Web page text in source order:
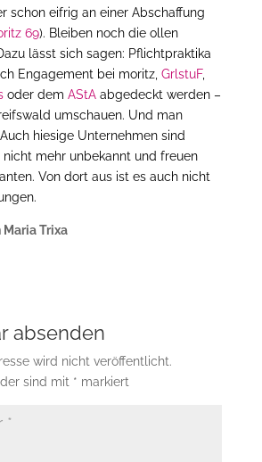
schon eifrig an einer Abschaffung
69). Bleiben noch die ollen
lässt sich sagen: Pflichtpraktika
Engagement bei moritz, GrlstuF,
oder dem AStAabgedeckt werden –
umschauen. Und man
hiesige Unternehmen sind
mehr unbekannt und freuen
Von dort aus ist es auch nicht
Trixa
absenden
wird nicht veröffentlicht.
sind mit * markiert